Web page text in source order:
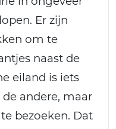
Er zijn
om te
naast de
eiland is iets
andere, maar
bezoeken. Dat